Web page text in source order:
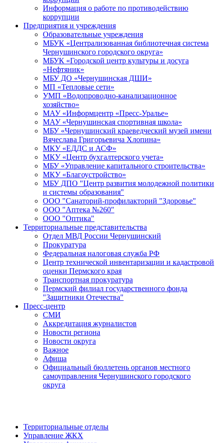
Информация о работе по противодействию
коррупции
Предприятия и учреждения
Образовательные учреждения
МБУК «Централизованная библиотечная система
Чернушинского городского округа»
МБУК «Городской центр культуры и досуга
«Нефтяник»
МБУ ДО «Чернушинская ДШИ»
МП «Тепловые сети»
УМП «Водопроводно-канализационное
хозяйство»
МАУ «Информцентр «Пресс-Уралье»
МАУ «Чернушинская спортивная школа»
МБУ «Чернушинский краеведческий музей имени
Вячеслава Григорьевича Хлопина»
МКУ «ЕДДС и АСФ»
МКУ «Центр бухгалтерского учета»
МБУ «Управление капитального строительства»
МКУ «Благоустройство»
МБУ ДПО "Центр развития молодежной политики
и системы образования"
ООО "Санаторий-профилакторий "Здоровье"
ООО "Аптека №260"
ООО "Оптика"
Территориальные представительства
Отдел МВД России Чернушинский
Прокуратура
Федеральная налоговая служба РФ
Центр технической инвентаризации и кадастровой
оценки Пермского края
Транспортная прокуратура
Пермский филиал государственного фонда
"Защитники Отечества"
Пресс-центр
СМИ
Аккредитация журналистов
Новости региона
Новости округа
Важное
Афиша
Официальный бюллетень органов местного
самоуправления Чернушинского городского
округа
Территориальные отделы
Управление ЖКХ